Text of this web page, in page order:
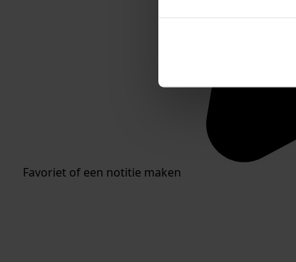
Favoriet of een notitie maken